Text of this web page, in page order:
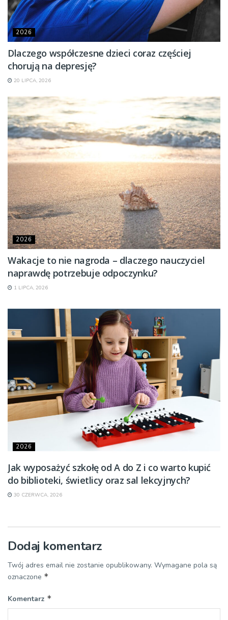
2026
Dlaczego współczesne dzieci coraz częściej
chorują na depresję?
20 LIPCA, 2026
2026
Wakacje to nie nagroda – dlaczego nauczyciel
naprawdę potrzebuje odpoczynku?
1 LIPCA, 2026
2026
Jak wyposażyć szkołę od A do Z i co warto kupić
do biblioteki, świetlicy oraz sal lekcyjnych?
30 CZERWCA, 2026
Dodaj komentarz
Twój adres email nie zostanie opublikowany. Wymagane pola są
oznaczone *
Komentarz *